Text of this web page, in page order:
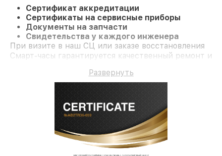
Сертификат аккредитации
Сертификаты на сервисные приборы
Документы на запчасти
Свидетельства у каждого инженера
При визите в наш СЦ или заказе восстановления
Смарт-часы гарантируется качественный ремонт и
Развернуть